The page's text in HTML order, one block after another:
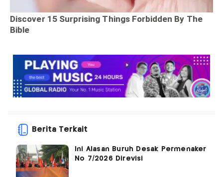
Berita Terkait
Ini Alasan Buruh Desak Permenaker
No 7/2026 Direvisi